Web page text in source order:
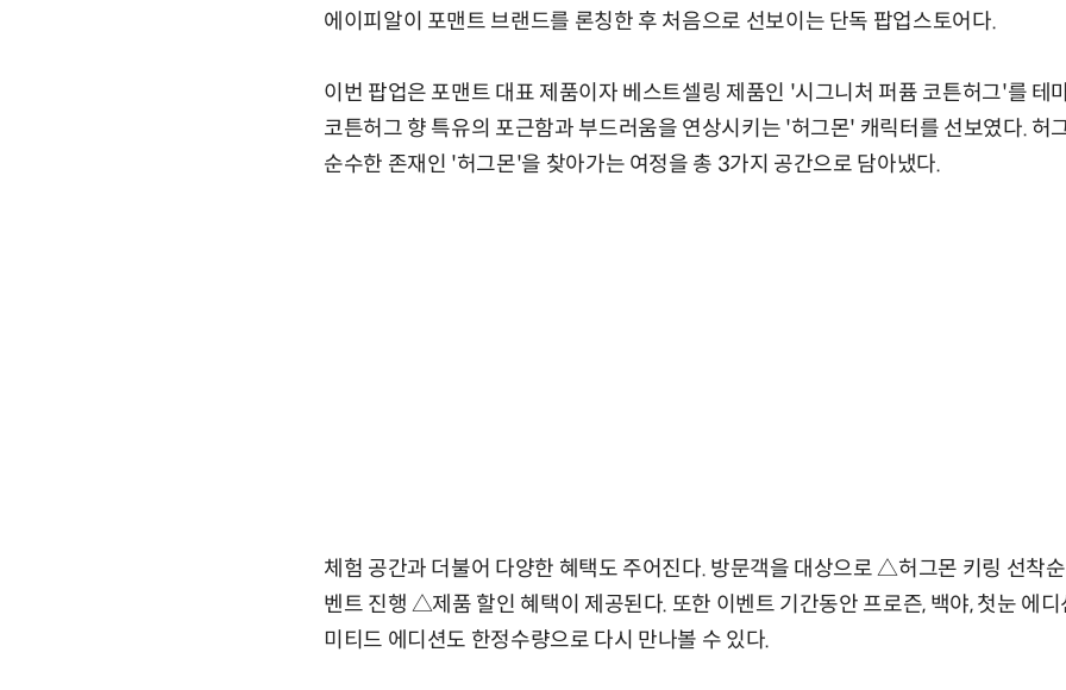
에이피알이 포맨트 브랜드를 론칭한 후 처음으로 선보이는 단독 팝업스토어다.
이번 팝업은 포맨트 대표 제품이자 베스트셀링 제품인 '시그니처 퍼퓸 코튼허그'를 테
코튼허그 향 특유의 포근함과 부드러움을 연상시키는 '허그몬' 캐릭터를 선보였다. 허
순수한 존재인 '허그몬'을 찾아가는 여정을 총 3가지 공간으로 담아냈다.
체험 공간과 더불어 다양한 혜택도 주어진다. 방문객을 대상으로 △허그몬 키링 선착
벤트 진행 △제품 할인 혜택이 제공된다. 또한 이벤트 기간동안 프로즌, 백야, 첫눈 에디
미티드 에디션도 한정수량으로 다시 만나볼 수 있다.